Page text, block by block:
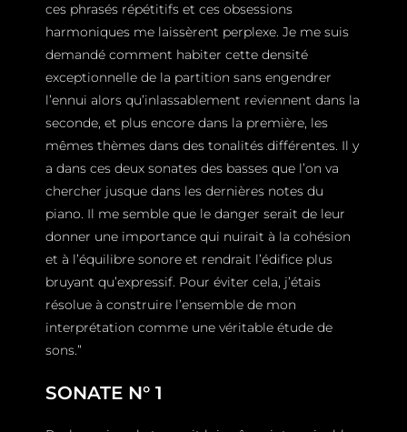
ces phrasés répétitifs et ces obsessions
harmoniques me laissèrent perplexe. Je me suis
demandé comment habiter cette densité
exceptionnelle de la partition sans engendrer
l’ennui alors qu’inlassablement reviennent dans la
seconde, et plus encore dans la première, les
mêmes thèmes dans des tonalités différentes. Il y
a dans ces deux sonates des basses que l’on va
chercher jusque dans les dernières notes du
piano. Il me semble que le danger serait de leur
donner une importance qui nuirait à la cohésion
et à l’équilibre sonore et rendrait l’édifice plus
bruyant qu’expressif. Pour éviter cela, j’étais
résolue à construire l’ensemble de mon
interprétation comme une véritable étude de
sons.”
SONATE N° 1